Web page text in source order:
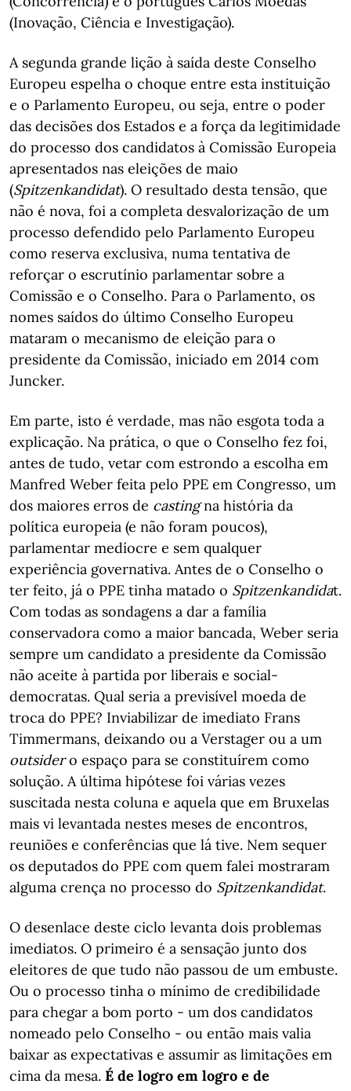
(Inovação, Ciência e Investigação).
A segunda grande lição à saída deste Conselho
Europeu espelha o choque entre esta instituição
e o Parlamento Europeu, ou seja, entre o poder
das decisões dos Estados e a força da legitimidade
do processo dos candidatos à Comissão Europeia
apresentados nas eleições de maio
(Spitzenkandidat). O resultado desta tensão, que
não é nova, foi a completa desvalorização de um
processo defendido pelo Parlamento Europeu
como reserva exclusiva, numa tentativa de
reforçar o escrutínio parlamentar sobre a
Comissão e o Conselho. Para o Parlamento, os
nomes saídos do último Conselho Europeu
mataram o mecanismo de eleição para o
presidente da Comissão, iniciado em 2014 com
Juncker.
Em parte, isto é verdade, mas não esgota toda a
explicação. Na prática, o que o Conselho fez foi,
antes de tudo, vetar com estrondo a escolha em
Manfred Weber feita pelo PPE em Congresso, um
dos maiores erros de castingna história da
política europeia (e não foram poucos),
parlamentar medíocre e sem qualquer
experiência governativa. Antes de o Conselho o
ter feito, já o PPE tinha matado o Spitzenkandidat.
Com todas as sondagens a dar a família
conservadora como a maior bancada, Weber seria
sempre um candidato a presidente da Comissão
não aceite à partida por liberais e social-
democratas. Qual seria a previsível moeda de
troca do PPE? Inviabilizar de imediato Frans
Timmermans, deixando ou a Verstager ou a um
outsidero espaço para se constituírem como
solução. A última hipótese foi várias vezes
suscitada nesta coluna e aquela que em Bruxelas
mais vi levantada nestes meses de encontros,
reuniões e conferências que lá tive. Nem sequer
os deputados do PPE com quem falei mostraram
alguma crença no processo do Spitzenkandidat.
O desenlace deste ciclo levanta dois problemas
imediatos. O primeiro é a sensação junto dos
eleitores de que tudo não passou de um embuste.
Ou o processo tinha o mínimo de credibilidade
para chegar a bom porto - um dos candidatos
nomeado pelo Conselho - ou então mais valia
baixar as expectativas e assumir as limitações em
cima da mesa. É de logro em logro e de